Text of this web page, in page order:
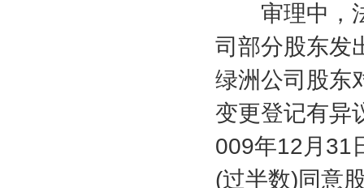
审理中，法
司部分股东发
绿洲公司股东
变更登记有异
009年12月 31
(过半数)同意